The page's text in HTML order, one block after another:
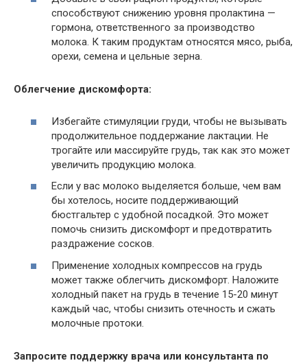
способствуют снижению уровня пролактина —
гормона, ответственного за производство
молока. К таким продуктам относятся мясо, рыба,
орехи, семена и цельные зерна.
Облегчение дискомфорта:
Избегайте стимуляции груди, чтобы не вызывать
продолжительное поддержание лактации. Не
трогайте или массируйте грудь, так как это может
увеличить продукцию молока.
Если у вас молоко выделяется больше, чем вам
бы хотелось, носите поддерживающий
бюстгальтер с удобной посадкой. Это может
помочь снизить дискомфорт и предотвратить
раздражение сосков.
Применение холодных компрессов на грудь
может также облегчить дискомфорт. Наложите
холодный пакет на грудь в течение 15-20 минут
каждый час, чтобы снизить отечность и сжать
молочные протоки.
Запросите поддержку врача или консультанта по